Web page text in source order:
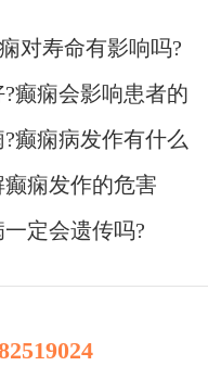
对寿命有影响吗?
癫痫会影响患者的
癫痫病发作有什么
痫发作的危害
定会遗传吗?